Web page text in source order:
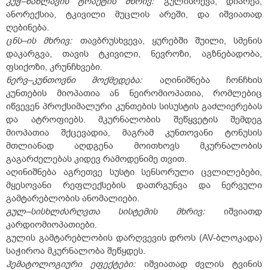
ანორექსია, ტკივილი მუცლის არეში, და იშვიათად
ღებინება.
ცნს–ის მხრივ: თავბრუსხვევა, ყურებში შუილი, სმენის
დაკარგვა, თავის ტკივილი, ნევროზი, აგზნებადობა,
ფსიქოზი, კრუნჩხვები.
ნერვ–კუნთოვნი მოქმედება: აღინიშნება ჩონჩხის
კუნთების მიოპათია ან ნეირომიოპათია, რომლებიც
იწვევენ პროქსიმალური კუნთების სისუსტის გაძლიერებას
და ატროფიებს. მკურნალობის შეწყვეტის შემდეგ
მიოპათია შქცევადია, მაგრამ კუნთოვანი ტონუსის
მთლიანად აღდგენა მოითხოვს მკურნალობის
გაგარძელებას კიდევ რამოდენიმე თვით.
აღინიშნება აგრეთვე სუსტი სენსორული ცვლილებები,
მყესოვანი რეფლექსების დათრგუნვა და ნერვული
გამტარებლობის ანომალიები.
გულ–სისხლძარღვთა სისტემის მხრივ: იშვიათდ
კარდიომიოპათიები.
გულის გამტარებლობის დარღვევის დროს (AV-ბლოკადა)
საჭიროა მკურნალობა შეწყდეს.
ჰემატოლოგიური ეფექტები: იშვიათად ძვლის ტვინის